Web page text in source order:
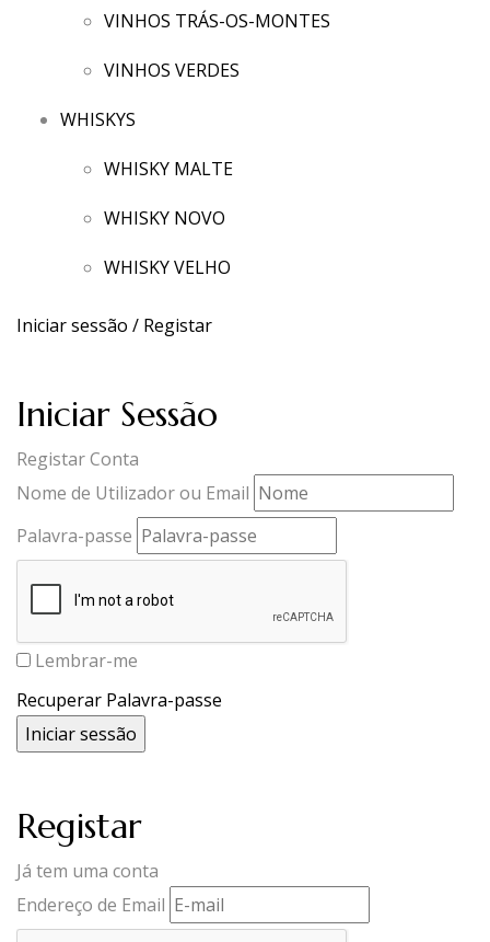
VINHOS TRÁS-OS-MONTES
VINHOS VERDES
WHISKYS
WHISKY MALTE
WHISKY NOVO
WHISKY VELHO
Iniciar sessão / Registar
Iniciar Sessão
Registar Conta
Nome de Utilizador ou Email
Palavra-passe
Lembrar-me
Recuperar Palavra-passe
Registar
Já tem uma conta
Endereço de Email